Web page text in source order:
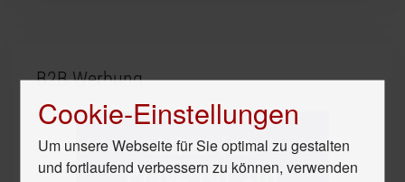
B2B Werbung
Cookie-Einstellungen
Um unsere Webseite für Sie optimal zu gestalten
und fortlaufend verbessern zu können, verwenden